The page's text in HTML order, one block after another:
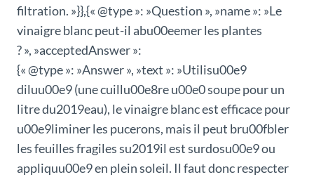
filtration. »}},{« @type »: »Question », »name »: »Le
vinaigre blanc peut-il abu00eemer les plantes
? », »acceptedAnswer »:
{« @type »: »Answer », »text »: »Utilisu00e9
diluu00e9 (une cuillu00e8re u00e0 soupe pour un
litre du2019eau), le vinaigre blanc est efficace pour
u00e9liminer les pucerons, mais il peut bru00fbler
les feuilles fragiles su2019il est surdosu00e9 ou
appliquu00e9 en plein soleil. Il faut donc respecter